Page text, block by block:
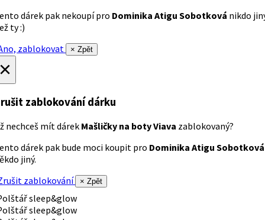
dárek pak nekoupí pro Dominika Atigu Sobotková nikdo
ty :)
zablokovat
× Zpět
zablokování dárku
nechceš mít dárek Mašličky na boty Viava zablokovaný?
dárek pak bude moci koupit pro Dominika Atigu Sobotková
jiný.
zablokování
× Zpět